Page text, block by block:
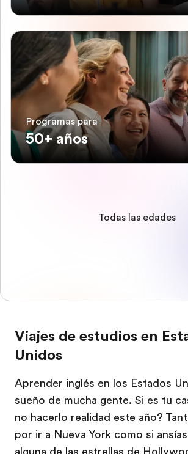
Programas para
50+ años
Todas las edades
Viajes de estudios en
Unidos
Aprender inglés en los Estados
sueño de mucha gente. Si es tu
no hacerlo realidad este año?
por ir a Nueva York como si
alguna de las estrellas de